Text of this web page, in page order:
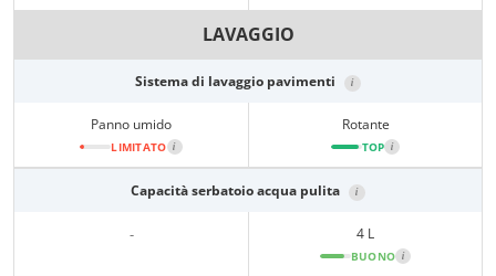
LAVAGGIO
Sistema di lavaggio pavimenti i
Panno umido
LIMITATO i
Rotante
TOP i
Capacità serbatoio acqua pulita i
- 4 L
BUONO i